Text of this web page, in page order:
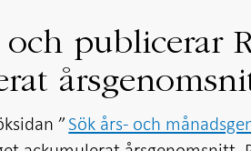
och publicerar
”Sök års- och